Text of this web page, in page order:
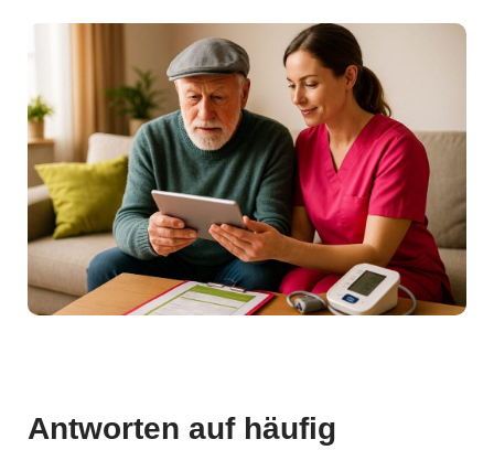
Antworten auf häufig